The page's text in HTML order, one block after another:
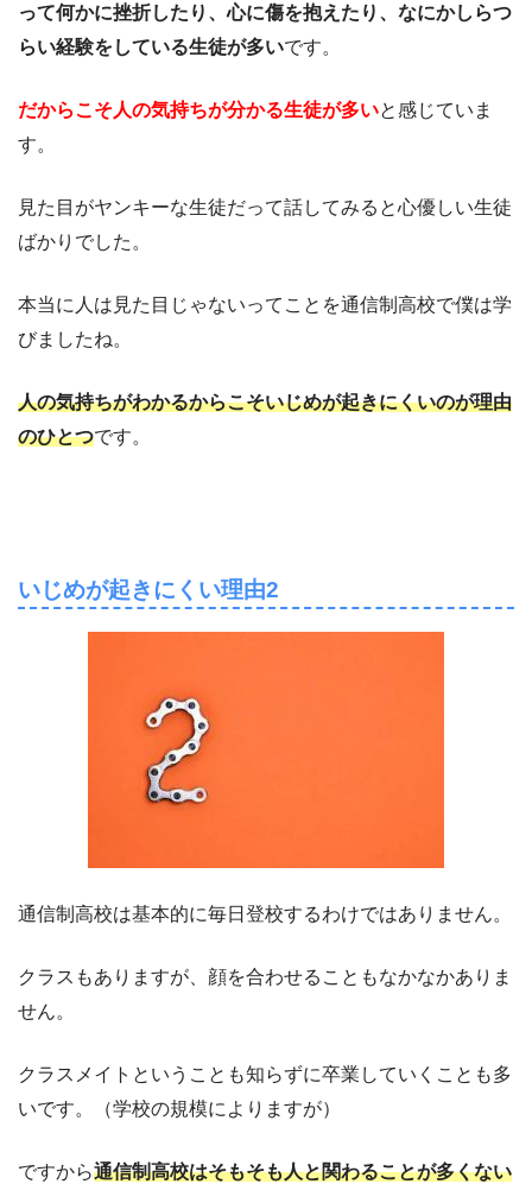
って何かに挫折したり、心に傷を抱えたり、なにかしらつ
らい経験をしている生徒が多いです。
だからこそ人の気持ちが分かる生徒が多いと感じていま
す。
見た目がヤンキーな生徒だって話してみると心優しい生徒
ばかりでした。
本当に人は見た目じゃないってことを通信制高校で僕は学
びましたね。
人の気持ちがわかるからこそいじめが起きにくいのが理由
のひとつです。
いじめが起きにくい理由2
通信制高校は基本的に毎日登校するわけではありません。
クラスもありますが、顔を合わせることもなかなかありま
せん。
クラスメイトということも知らずに卒業していくことも多
いです。（学校の規模によりますが）
ですから通信制高校はそもそも人と関わることが多くない